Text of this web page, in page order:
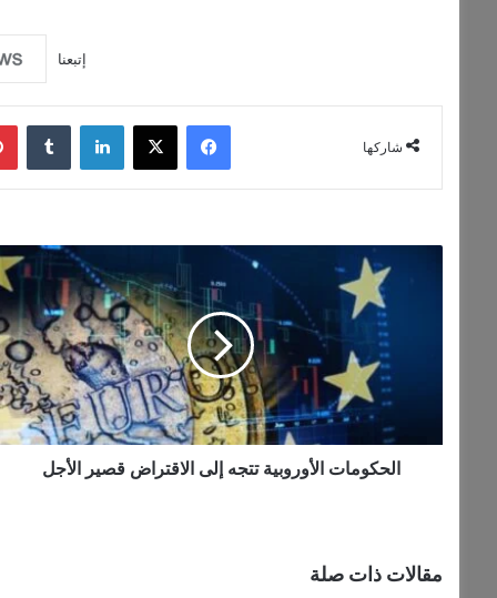
إتبعنا
شاركها
فيسبوك ‫X لينكدإن ‏Tumblr
الحكومات الأوروبية تتجه إلى الاقتراض قصير الأجل
مقالات ذات صلة